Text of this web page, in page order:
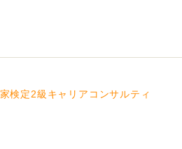
検定2級キャリアコンサルティ